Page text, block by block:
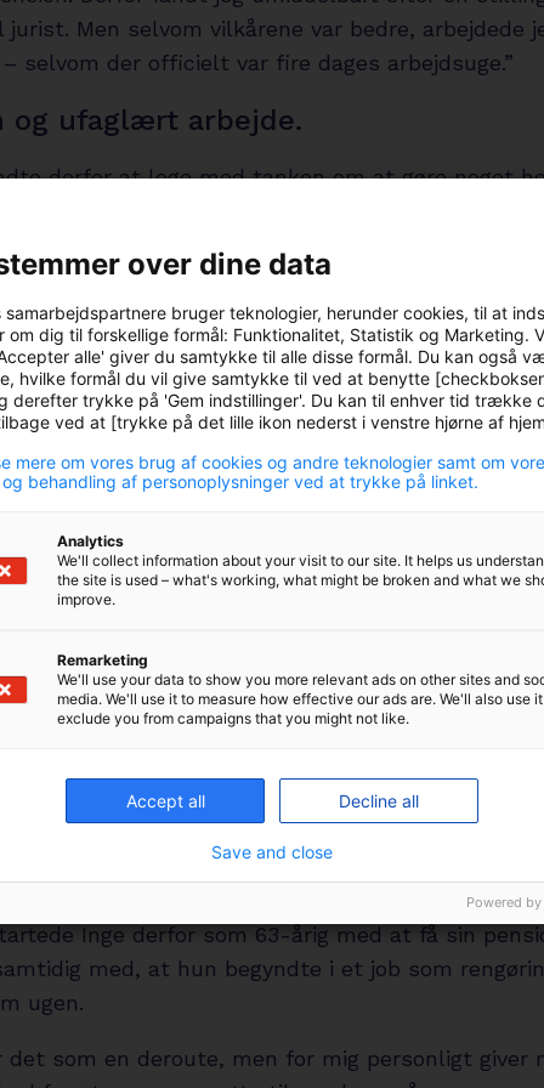
jurist. Men selvom vilkårene var bedre, arbejdede
selvom der officielt var fire dages arbejdsuge.”
og ufaglært arbejde.
derfor at lege med tanken om at gøre noget
at hendes hoved havde været på overarbejde i alt
altid har været glad for de faglige aspekter ved
været afgørende for min identitet, og jeg trængte
min krop og ikke kun hovedet. Min tanke var
fra juraen og finde noget ufaglært arbejde ved
kunne hænge sammen,” siger Inge Hansen.
til en pensionsrådgiver for at blive klogere på
kunne tjene ved siden af sin pensionsudbetaling
var atypisk, men rådgiveren lavede de
der skulle til, for at jeg kunne forstå mine
Jeg ville gerne i gang med at bruge af pensionen
der ikke er meget ved at have en stor
Heldigvis kunne pensionen fra P+ sagtens
siger Inge Hansen.
genstart
Inge derfor som 63-årig med at få sin
med, at hun begyndte i et job som
ugen.
det som en deroute, men for mig personligt giver
over dine data
samarbejdspartnere bruger teknologier, herunder cookies, til at
om dig til forskellige formål: Funktionalitet, Statistik og Marketing.
alle' giver du samtykke til alle disse formål. Du kan også
hvilke formål du vil give samtykke til ved at benytte
derefter trykke på 'Gem indstillinger'. Du kan til enhver tid trække
ved at [trykke på det lille ikon nederst i venstre hjørne af
mere om vores brug af cookies og andre teknologier samt om
og behandling af personoplysninger ved at trykke på linket.
Analytics
We'll collect information about your visit to our site. It helps us
the site is used – what's working, what might be broken and what we
improve.
Remarketing
We'll use your data to show you more relevant ads on other sites and
media. We'll use it to measure how effective our ads are. We'll also use
exclude you from campaigns that you might not like.
Accept all Decline all
Save and close
Powered by